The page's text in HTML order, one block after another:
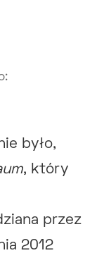
było,
, który
przez
2012